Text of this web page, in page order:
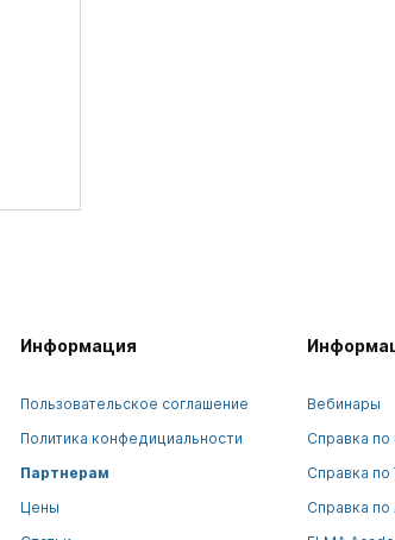
Информация
Пользовательское соглашение
Политика конфедициальности
Партнерам
Цены
Вебинары
Справка по
Справка по
Справка по